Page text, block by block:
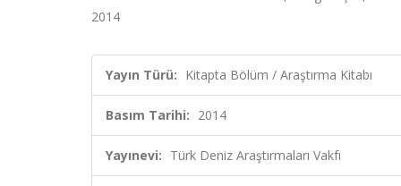
2014
Yayın Türü: Kitapta Bölüm / Araştırma Kitabı
Basım Tarihi: 2014
Yayınevi: Türk Deniz Araştırmaları Vakfı